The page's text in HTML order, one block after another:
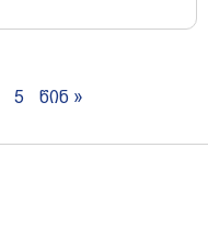
5 წინ »